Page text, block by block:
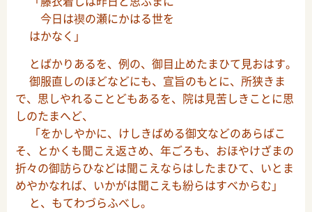
今日は禊の瀬にかはる世を
はかなく」
とばかりあるを、例の、御目止めたまひて見おはす。
御服直しのほどなどにも、宣旨のもとに、所狭きま
で、思しやれることどもあるを、院は見苦しきことに思
しのたまへど、
「をかしやかに、けしきばめる御文などのあらばこ
そ、とかくも聞こえ返さめ、年ごろも、おほやけざまの
折々の御訪らひなどは聞こえならはしたまひて、いとま
めやかなれば、いかがは聞こえも紛らはすべからむ」
と、もてわづらふべし。